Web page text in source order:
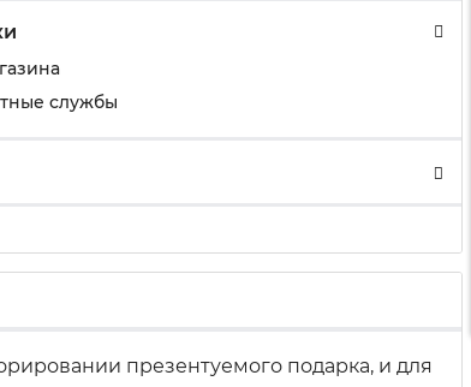
службы
презентуемого подарка, и для